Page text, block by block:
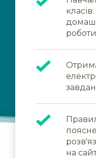
роботи
на